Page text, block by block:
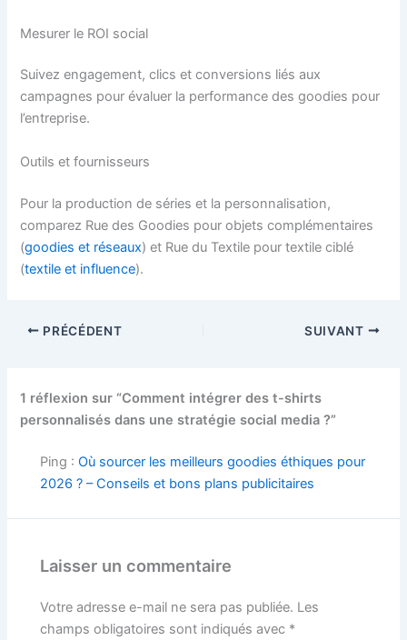
Mesurer le ROI social
Suivez engagement, clics et conversions liés aux
campagnes pour évaluer la performance des goodies pour
l’entreprise.
Outils et fournisseurs
Pour la production de séries et la personnalisation,
comparez Rue des Goodies pour objets complémentaires
(goodies et réseaux) et Rue du Textile pour textile ciblé
(textile et influence).
PRÉCÉDENT SUIVANT
1 réflexion sur “Comment intégrer des t-shirts
personnalisés dans une stratégie social media ?”
Ping :Où sourcer les meilleurs goodies éthiques pour
2026 ? – Conseils et bons plans publicitaires
Laisser un commentaire
Votre adresse e-mail ne sera pas publiée. Les
champs obligatoires sont indiqués avec *